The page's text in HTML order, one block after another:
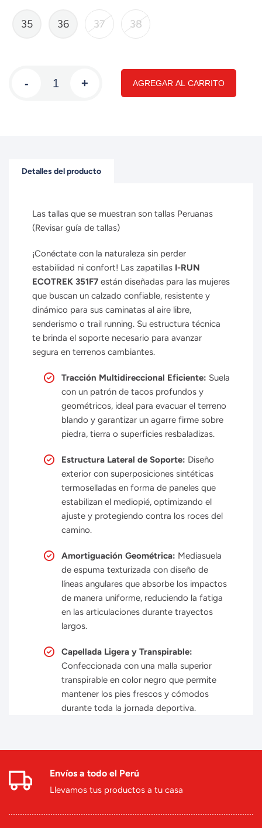
35 36 37 38
- + AGREGAR AL CARRITO
Detalles del producto
Las tallas que se muestran son tallas Peruanas
(Revisar guía de tallas)
¡Conéctate con la naturaleza sin perder
estabilidad ni confort! Las zapatillas I-RUN
ECOTREK 351F7 están diseñadas para las mujeres
que buscan un calzado confiable, resistente y
dinámico para sus caminatas al aire libre,
senderismo o trail running. Su estructura técnica
te brinda el soporte necesario para avanzar
segura en terrenos cambiantes.
Tracción Multidireccional Eficiente: Suela
con un patrón de tacos profundos y
geométricos, ideal para evacuar el terreno
blando y garantizar un agarre firme sobre
piedra, tierra o superficies resbaladizas.
Estructura Lateral de Soporte: Diseño
exterior con superposiciones sintéticas
termoselladas en forma de paneles que
estabilizan el mediopié, optimizando el
ajuste y protegiendo contra los roces del
camino.
Amortiguación Geométrica: Mediasuela
de espuma texturizada con diseño de
líneas angulares que absorbe los impactos
de manera uniforme, reduciendo la fatiga
en las articulaciones durante trayectos
largos.
Capellada Ligera y Transpirable:
Confeccionada con una malla superior
transpirable en color negro que permite
mantener los pies frescos y cómodos
durante toda la jornada deportiva.
Envíos a todo el Perú
Llevamos tus productos a tu casa